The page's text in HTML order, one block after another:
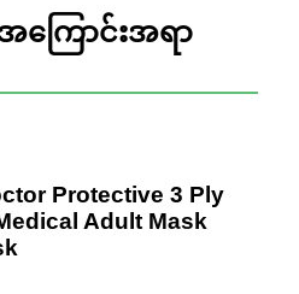
ကြောင်းအရာ
Protective 3 Ply
Adult Mask